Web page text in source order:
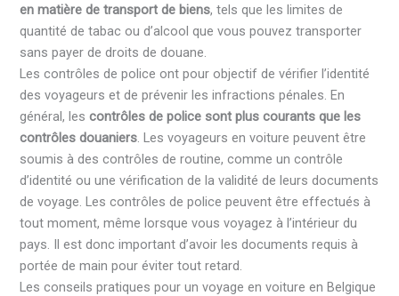
en matière de transport de biens, tels que les limites de
quantité de tabac ou d’alcool que vous pouvez transporter
sans payer de droits de douane.
Les contrôles de police ont pour objectif de vérifier l’identité
des voyageurs et de prévenir les infractions pénales. En
général, lescontrôles de police sont plus courants que les
contrôles douaniers. Les voyageurs en voiture peuvent être
soumis à des contrôles de routine, comme un contrôle
d’identité ou une vérification de la validité de leurs documents
de voyage. Les contrôles de police peuvent être effectués à
tout moment, même lorsque vous voyagez à l’intérieur du
pays. Il est donc important d’avoir les documents requis à
portée de main pour éviter tout retard.
Les conseils pratiques pour un voyage en voiture en Belgique